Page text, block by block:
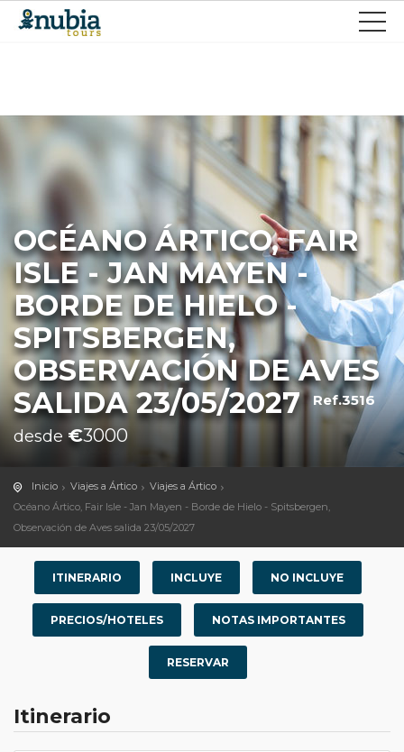
OCÉANO ÁRTICO, FAIR
ISLE - JAN MAYEN -
BORDE DE HIELO -
SPITSBERGEN,
OBSERVACIÓN DE AVES
SALIDA 23/05/2027
Ref.3516
desde €3000
Inicio Viajes a Ártico
Viajes a Ártico
Océano Ártico, Fair Isle - Jan Mayen - Borde de Hielo - Spitsbergen,
Observación de Aves salida 23/05/2027
ITINERARIO INCLUYE NO INCLUYE
PRECIOS/HOTELES NOTAS IMPORTANTES
RESERVAR
Itinerario